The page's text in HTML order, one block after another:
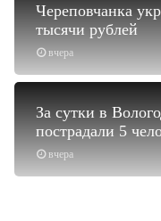
вчера
Череповчанка
тысячи рублей
вчера
За сутки в
пострадали 5